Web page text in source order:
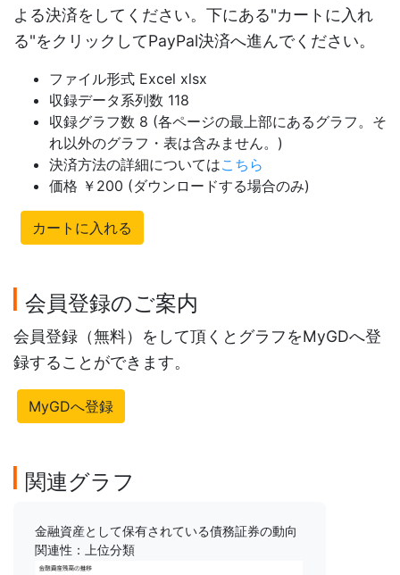
よる決済をしてください。下にある"カートに入れ
る"をクリックしてPayPal決済へ進んでください。
ファイル形式 Excel xlsx
収録データ系列数 118
収録グラフ数 8 (各ページの最上部にあるグラフ。そ
れ以外のグラフ・表は含みません。)
決済方法の詳細についてはこちら
価格 ￥200 (ダウンロードする場合のみ)
カートに入れる
会員登録のご案内
会員登録（無料）をして頂くとグラフをMyGDへ登
録することができます。
MyGDへ登録
関連グラフ
金融資産として保有されている債務証券の動向
関連性：上位分類